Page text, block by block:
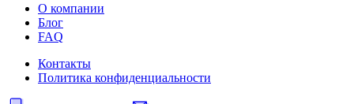
О компании
Блог
FAQ
Контакты
Политика конфиденциальности